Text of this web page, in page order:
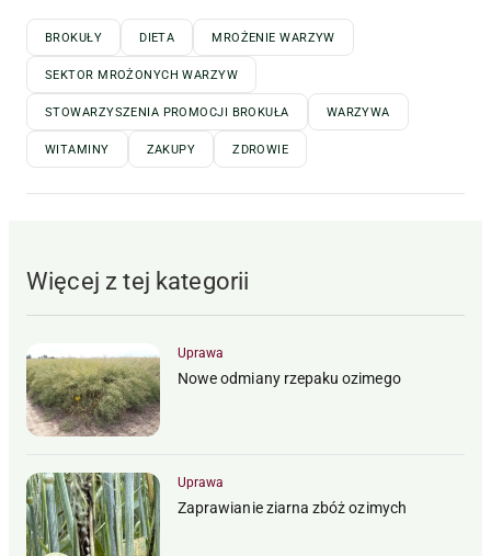
BROKUŁY DIETA MROŻENIE WARZYW
SEKTOR MROŻONYCH WARZYW
STOWARZYSZENIA PROMOCJI BROKUŁA WARZYWA
WITAMINY ZAKUPY ZDROWIE
Więcej z tej kategorii
Uprawa
Nowe odmiany rzepaku ozimego
Uprawa
Zaprawianie ziarna zbóż ozimych